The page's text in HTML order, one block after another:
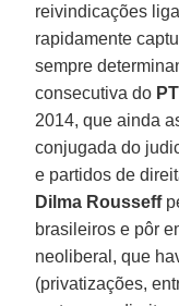
reivindicações
rapidamente
sempre
consecutiva do PT
2014, que ainda
conjugada do
e partidos de
Dilma Rousseff
brasileiros e pôr
neoliberal, que
(privatizações,